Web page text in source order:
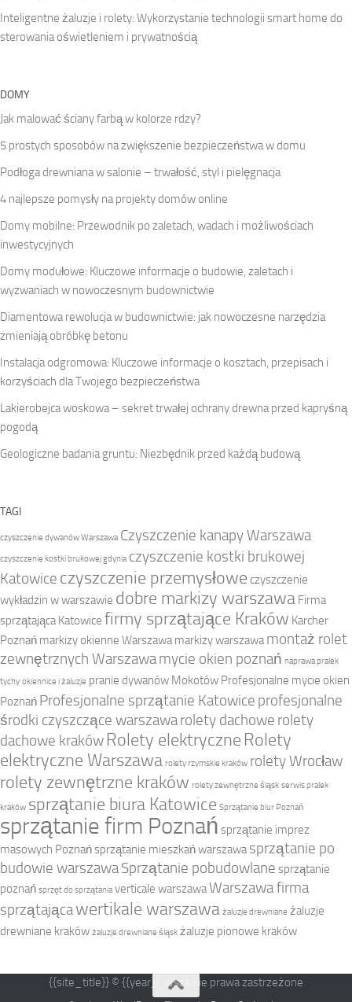
Inteligentne żaluzje i rolety: Wykorzystanie technologii smart home do
sterowania oświetleniem i prywatnością
DOMY
Jak malować ściany farbą w kolorze rdzy?
5 prostych sposobów na zwiększenie bezpieczeństwa w domu
Podłoga drewniana w salonie – trwałość, styl i pielęgnacja
4 najlepsze pomysły na projekty domów online
Domy mobilne: Przewodnik po zaletach, wadach i możliwościach
inwestycyjnych
Domy modułowe: Kluczowe informacje o budowie, zaletach i
wyzwaniach w nowoczesnym budownictwie
Diamentowa rewolucja w budownictwie: jak nowoczesne narzędzia
zmieniają obróbkę betonu
Instalacja odgromowa: Kluczowe informacje o kosztach, przepisach i
korzyściach dla Twojego bezpieczeństwa
Lakierobejca woskowa – sekret trwałej ochrany drewna przed kapryśną
pogodą
Geologiczne badania gruntu: Niezbędnik przed każdą budową
TAGI
czyszczenie dywanów Warszawa Czyszczenie kanapy Warszawa
czyszczenie kostki brukowej gdynia czyszczenie kostki brukowej
Katowice czyszczenie przemysłowe czyszczenie
wykładzin w warszawie dobre markizy warszawa Firma
sprzątająca Katowice firmy sprzątające Kraków Karcher
Poznań markizy okienne Warszawa markizy warszawa montaż rolet
zewnętrznych Warszawamycie okien poznań naprawa pralek
tychy okiennice i żaluzje pranie dywanów Mokotów Profesjonalne mycie okien
Poznań Profesjonalne sprzątanie Katowice profesjonalne
środki czyszczące warszawarolety dachowe rolety
dachowe kraków Rolety elektryczne Rolety
elektryczne Warszawa rolety rzymskie kraków rolety Wrocław
rolety zewnętrzne kraków rolety zewnętrzne śląsk serwis pralek
kraków sprzątanie biura Katowice Sprzątanie biur Poznań
sprzątanie firm Poznań sprzątanie imprez
masowych Poznańsprzątanie mieszkań warszawa sprzątanie po
budowie warszawaSprzątanie pobudowlane sprzątanie
poznań sprzęt do sprzątania verticale warszawaWarszawa firma
sprzątającawertikale warszawa żaluzje drewniane żaluzje
drewniane kraków żaluzje drewniane śląsk żaluzje pionowe kraków
{{site_title}} © {{year}}. Wszelkie prawa zastrzeżone